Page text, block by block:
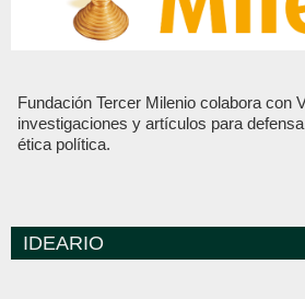
Fundación Tercer Milenio colabora con
investigaciones y artículos para
ética política.
IDEARIO